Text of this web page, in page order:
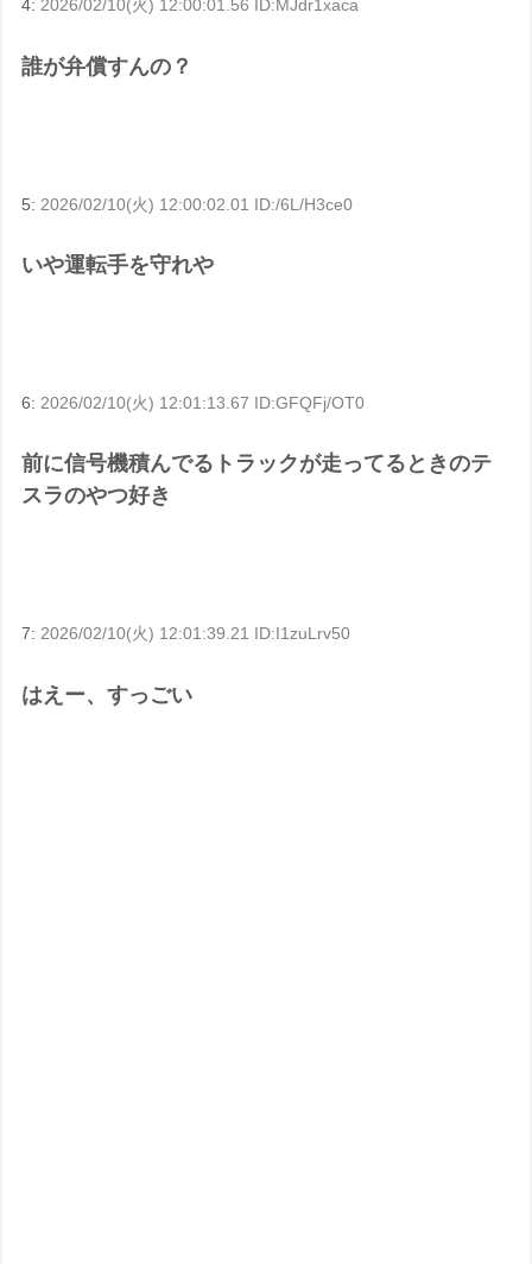
4:2026/02/10(火) 12:00:01.56 ID:MJdr1xaca
誰が弁償すんの？
5: 2026/02/10(火) 12:00:02.01 ID:/6L/H3ce0
いや運転手を守れや
6: 2026/02/10(火) 12:01:13.67 ID:GFQFj/OT0
前に信号機積んでるトラックが走ってるときのテ
スラのやつ好き
7:2026/02/10(火) 12:01:39.21 ID:I1zuLrv50
はえー、すっごい